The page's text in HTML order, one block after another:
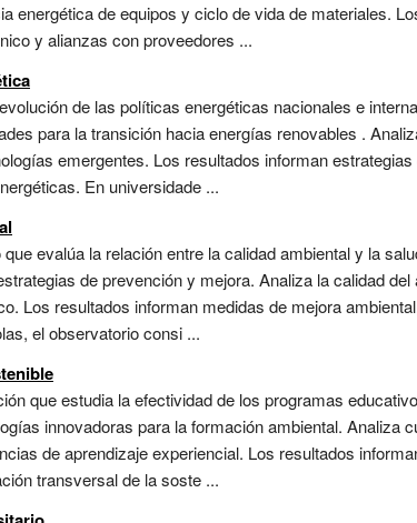
energética de equipos y ciclo de vida de materiales.
y alianzas con proveedores ...
de las políticas energéticas nacionales e
para la transición hacia energías renovables .
emergentes. Los resultados informan
En universidade ...
evalúa la relación entre la calidad ambiental y la
de prevención y mejora. Analiza la calidad
Los resultados informan medidas de mejora
el observatorio consi ...
que estudia la efectividad de los programas
innovadoras para la formación ambiental. Analiza
de aprendizaje experiencial. Los resultados
transversal de la soste ...